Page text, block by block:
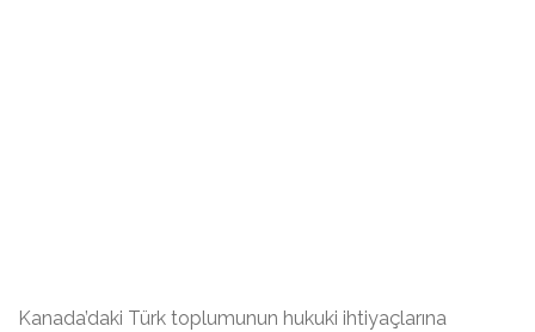
Kanada’daki Türk toplumunun hukuki ihtiyaçlarına